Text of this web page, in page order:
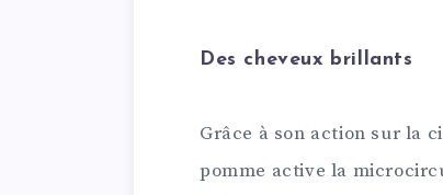
Des cheveux brillants
Grâce à son action sur la
pomme active la